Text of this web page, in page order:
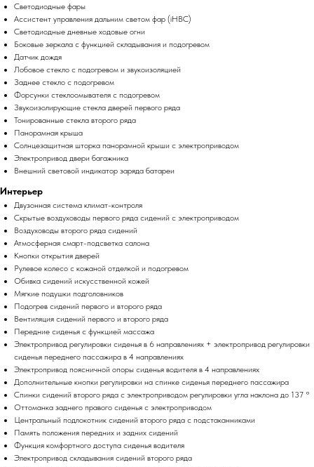
Светодиодные фары
Ассистент управления дальним светом фар (iHBC)
Светодиодные дневные ходовые огни
Боковые зеркала с функцией складывания и подогревом
Датчик дождя
Лобовое стекло с подогревом и звукоизоляцией
Заднее стекло с подогревом
Форсунки стеклоомывателя с подогревом
Звукоизолирующие стекла дверей первого ряда
Тонированные стекла второго ряда
Панорамная крыша
Солнцезащитная шторка панорамной крыши с электроприводом
Электропривод двери багажника
Внешний световой индикатор заряда батареи
Интерьер
Двузонная система климат-контроля
Скрытые воздуховоды первого ряда сидений с электроприводом
Воздуховоды второго ряда сидений
Атмосферная смарт-подсветка салона
Кнопки открытия дверей
Рулевое колесо с кожаной отделкой и подогревом
Обивка сидений искусственной кожей
Мягкие подушки подголовников
Подогрев сидений первого и второго ряда
Вентиляция сидений первого и второго ряда
Передние сиденья с функцией массажа
Электропривод регулировки сиденья в 6 направлениях + электропривод регулировки
сиденья переднего пассажира в 4 направлениях
Электропривод поясничной опоры сиденья водителя в 4 направлениях
Дополнительные кнопки регулировки на спинке сиденья переднего пассажира
Спинки сидений второго ряда с электроприводом регулировки угла наклона до 137 °
Оттоманка заднего правого сиденья с электроприводом
Центральный подлокотник сидений второго ряда с подстаканниками
Память положения передних и задних сидений
Функция комфортного доступа сиденья водителя
Электропривод складывания сидений второго ряда